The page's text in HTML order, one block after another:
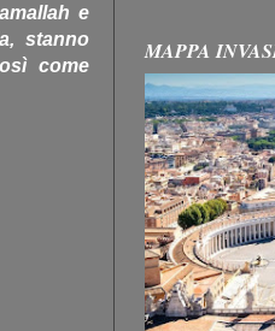
e
stanno
come
MAPPA